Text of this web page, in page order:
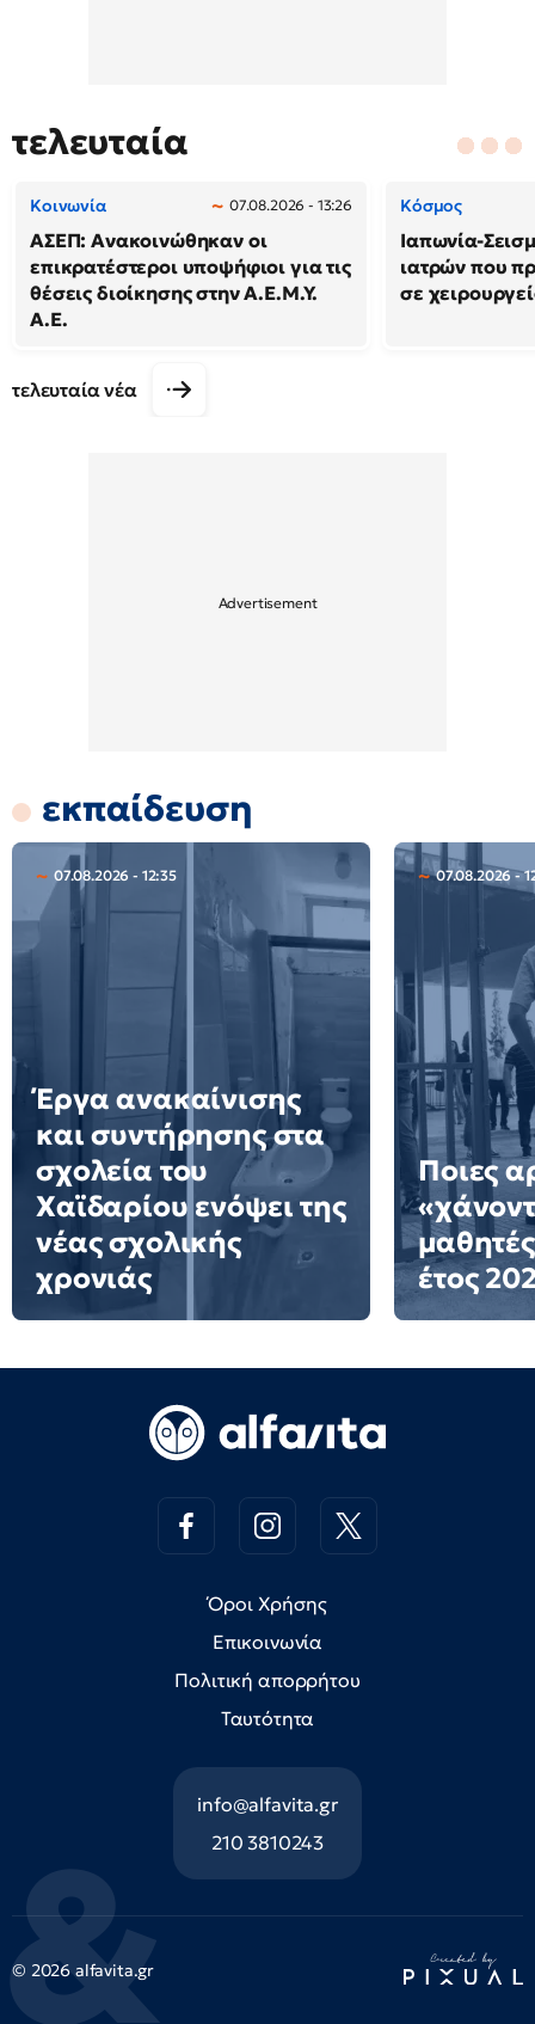
τελευταία
Κοινωνία 07.08.2026 - 13:26
ΑΣΕΠ: Ανακοινώθηκαν οι
επικρατέστεροι υποψήφιοι για τις
θέσεις διοίκησης στην Α.Ε.Μ.Υ.
Α.Ε.
Κόσμος
Ιαπωνία-
ιατρών που
σε
τελευταία νέα
εκπαίδευση
07.08.2026 - 12:35
Έργα ανακαίνισης
και συντήρησης στα
σχολεία του
Χαϊδαρίου ενόψει της
νέας σχολικής
χρονιάς
07.08.2026 -
Ποιες
έτος
Όροι Χρήσης
Επικοινωνία
Πολιτική απορρήτου
Ταυτότητα
info@alfavita.gr
210 3810243
© 2026 alfavita.gr